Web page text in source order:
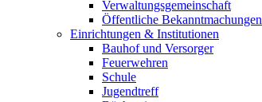
Verwaltungsgemeinschaft
Öffentliche Bekanntmachungen
Einrichtungen & Institutionen
Bauhof und Versorger
Feuerwehren
Schule
Jugendtreff